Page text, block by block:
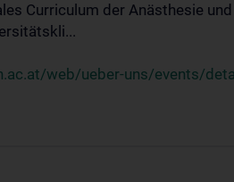
Curriculum der Anästhesie
web/ueber-uns/events/